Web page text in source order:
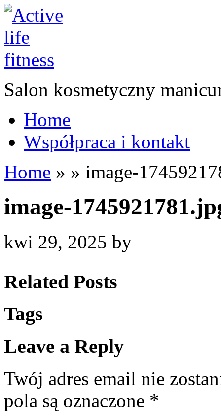
Salon kosmetyczny
Home
Współpraca i kontakt
Home » » image-
image-
kwi 29, 2025 by
Related Posts
Tags
Leave a Reply
Twój adres email nie
pola są oznaczone *